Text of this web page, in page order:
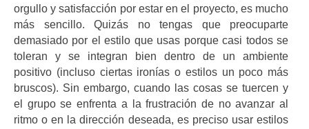
orgullo y satisfacción por estar en el proyecto, es mucho
más sencillo. Quizás no tengas que preocuparte
demasiado por el estilo que usas porque casi todos se
toleran y se integran bien dentro de un ambiente
positivo (incluso ciertas ironías o estilos un poco más
bruscos). Sin embargo, cuando las cosas se tuercen y
el grupo se enfrenta a la frustración de no avanzar al
ritmo o en la dirección deseada, es preciso usar estilos